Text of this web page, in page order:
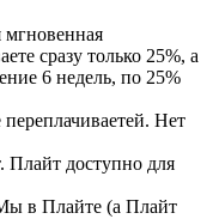
мгновенная
сразу только 25%, а
6 недель, по 25%
Нет
Плайт доступно для
в Плайте (а Плайт